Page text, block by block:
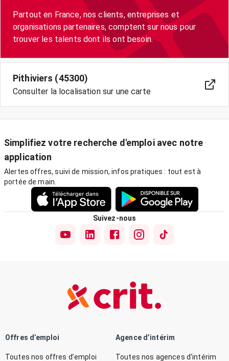
Partout en France, nos clients, entreprises et
organisations partenaires, comptent sur nous pour
trouver les talents dont ils ont besoin.
Pithiviers (45300)
Consulter la localisation sur une carte
Simplifiez votre recherche d'emploi avec notre
application
Alertes offres, suivi de mission, infos pratiques : tout est à
portée de main.
Suivez-nous
Offres d’emploi
Toutes nos offres d’emploi
Agence d’intérim
Toutes nos agences d’intérim